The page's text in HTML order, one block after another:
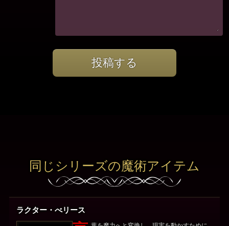
投稿する
同じシリーズの魔術アイテム
ラクター・べリース